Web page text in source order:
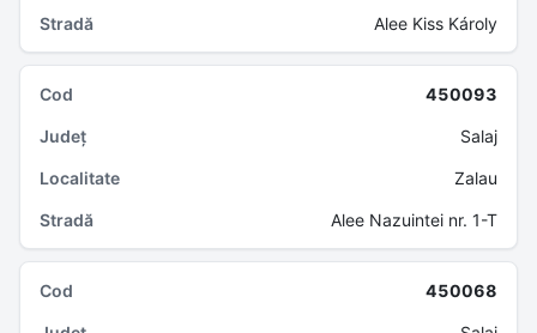
Alee Kiss Károly
450093
Salaj
Zalau
Alee Nazuintei nr. 1-T
450068